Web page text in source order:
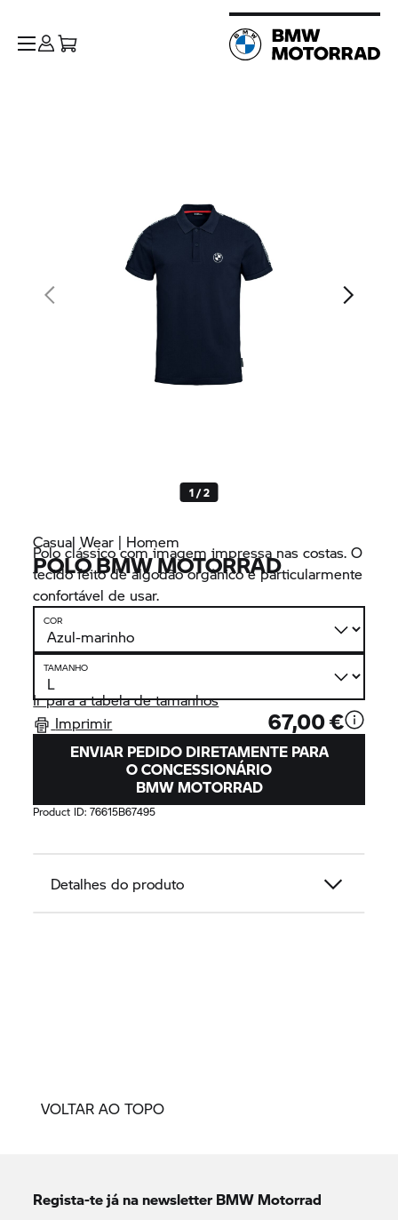
1 / 2
Casual Wear | Homem
POLO BMW MOTORRAD
Polo clássico com imagem impressa nas costas. O
tecido feito de algodão orgânico é particularmente
confortável de usar.
COR
TAMANHO
Ir para a tabela de tamanhos
Imprimir
67,00 €
ENVIAR PEDIDO DIRETAMENTE PARA
O CONCESSIONÁRIO
BMW MOTORRAD
Product ID:76615B67495
Detalhes do produto
VOLTAR AO TOPO
Regista-te já na newsletterBMW Motorrad